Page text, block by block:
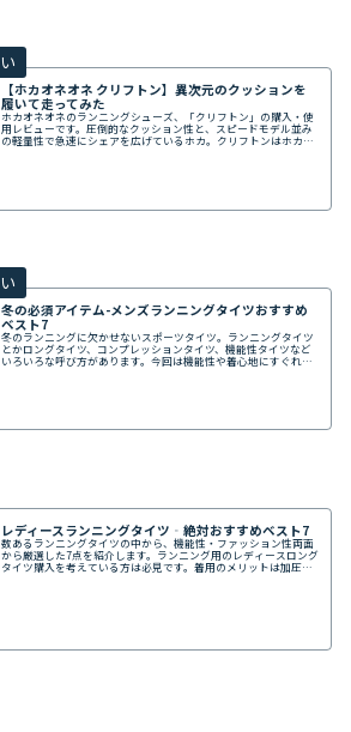
【ホカオネオネ クリフトン】異次元のクッションを
履いて走ってみた
ホカオネオネのランニングシューズ、「クリフトン」の購入・使
用レビューです。圧倒的なクッション性と、スピードモデル並み
の軽量性で急速にシェアを広げているホカ。クリフトンはホカの
冬の必須アイテム-メンズランニングタイツおすすめ
ベスト7
冬のランニングに欠かせないスポーツタイツ。ランニングタイツ
とかロングタイツ、コンプレッションタイツ、機能性タイツなど
いろいろな呼び方があります。今回は機能性や着心地にすぐれた
レディースランニングタイツ‐絶対おすすめベスト7
数あるランニングタイツの中から、機能性・ファッション性両面
から厳選した7点を紹介します。ランニング用のレディースロング
タイツ購入を考えている方は必見です。着用のメリットは加圧サ